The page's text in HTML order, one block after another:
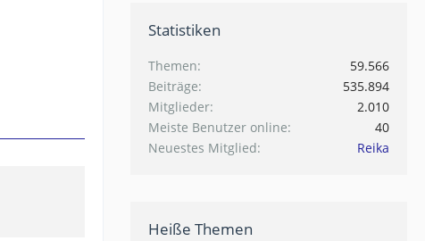
Statistiken
Themen
59.566
Beiträge
535.894
Mitglieder
2.010
Meiste Benutzer online
40
Neuestes Mitglied
Reika
Heiße Themen